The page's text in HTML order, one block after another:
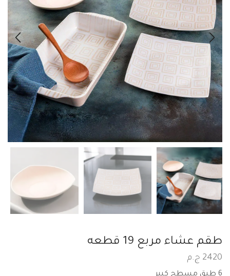
طقم عشاء مربع 19 قطعه
2420 ج.م